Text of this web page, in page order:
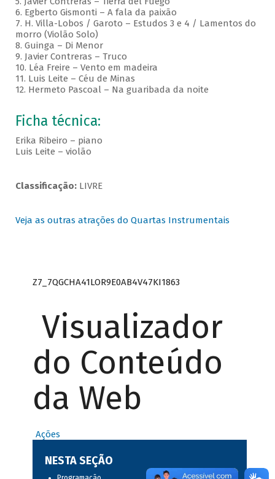
6. Egberto Gismonti – A fala da paixão
7. H. Villa-Lobos / Garoto – Estudos 3 e 4 / Lamentos do
morro (Violão Solo)
8. Guinga – Di Menor
9. Javier Contreras – Truco
10. Léa Freire – Vento em madeira
11. Luis Leite – Céu de Minas
12. Hermeto Pascoal – Na guaribada da noite
Ficha técnica:
Erika Ribeiro – piano
Luis Leite – violão
Classificação:LIVRE
Veja as outras atrações do Quartas Instrumentais
Z7_7QGCHA41LOR9E0AB4V47KI1863
Visualizador
do Conteúdo
da Web
Ações
NESTA SEÇÃO